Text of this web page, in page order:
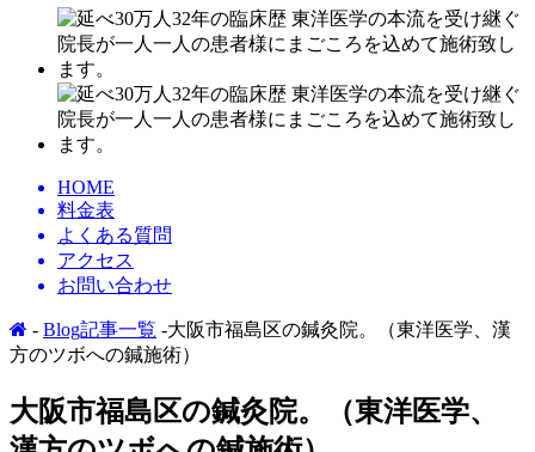
HOME
料金表
よくある質問
アクセス
お問い合わせ
- Blog記事一覧 -大阪市福島区の鍼灸院。（東洋医学、漢
方のツボへの鍼施術）
大阪市福島区の鍼灸院。（東洋医学、